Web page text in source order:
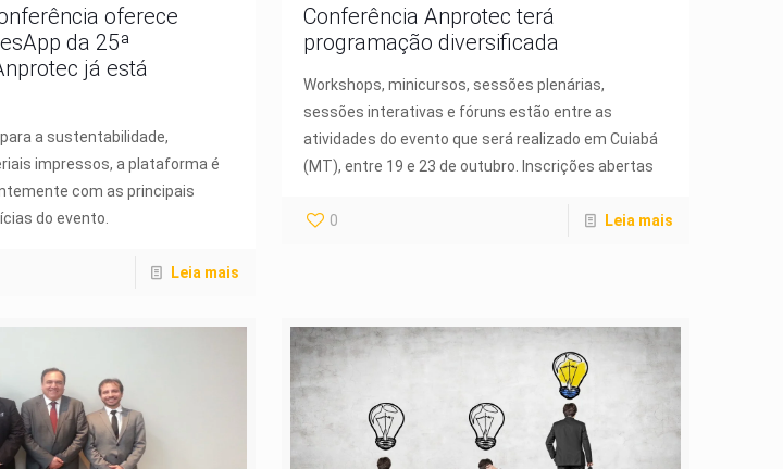
oferece
da 25ª
já está
a sustentabilidade,
impressos, a plataforma é
com as principais
do evento.
Leia mais
Conferência Anprotec terá
programação diversificada
Workshops, minicursos, sessões plenárias,
sessões interativas e fóruns estão entre as
atividades do evento que será realizado em Cuiabá
(MT), entre 19 e 23 de outubro. Inscrições abertas
0 Leia mais